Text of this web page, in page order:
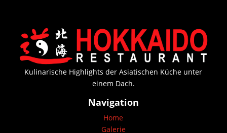
Kulinarische Highlights der Asiatischen Küche unter
einem Dach.
Navigation
Home
Galerie